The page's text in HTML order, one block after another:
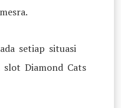
setiap situasi
slot Diamond Cats